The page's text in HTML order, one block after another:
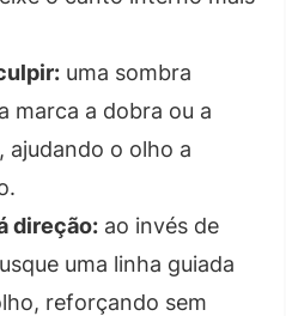
uma sombra
marca a dobra ou a
o olho a
direção: ao invés de
uma linha guiada
reforçando sem